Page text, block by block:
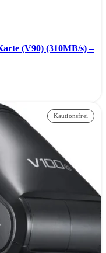
(V90) (310MB/s) –
Kautionsfrei